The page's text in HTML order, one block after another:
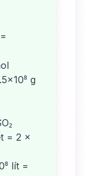
g
= 2 ×
lít =